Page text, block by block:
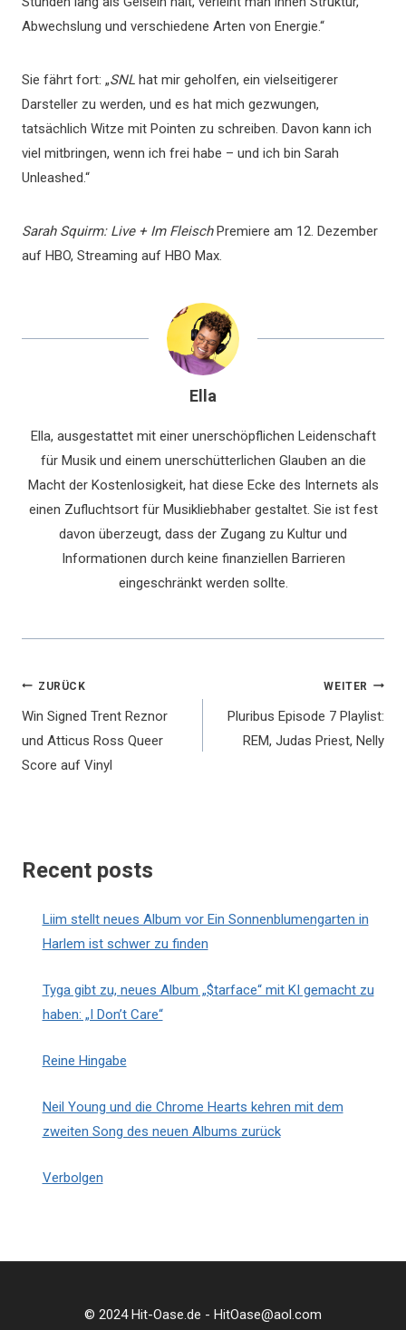
Abwechslung und verschiedene Arten von Energie.“
Sie fährt fort: „SNL hat mir geholfen, ein vielseitigerer
Darsteller zu werden, und es hat mich gezwungen,
tatsächlich Witze mit Pointen zu schreiben. Davon kann ich
viel mitbringen, wenn ich frei habe – und ich bin Sarah
Unleashed.“
Sarah Squirm: Live + Im FleischPremiere am 12. Dezember
auf HBO, Streaming auf HBO Max.
Ella
Ella, ausgestattet mit einer unerschöpflichen Leidenschaft
für Musik und einem unerschütterlichen Glauben an die
Macht der Kostenlosigkeit, hat diese Ecke des Internets als
einen Zufluchtsort für Musikliebhaber gestaltet. Sie ist fest
davon überzeugt, dass der Zugang zu Kultur und
Informationen durch keine finanziellen Barrieren
eingeschränkt werden sollte.
Beitragsnavigation
ZURÜCK
Win Signed Trent Reznor
und Atticus Ross Queer
Score auf Vinyl
WEITER
Pluribus Episode 7 Playlist:
REM, Judas Priest, Nelly
Recent posts
Liim stellt neues Album vor Ein Sonnenblumengarten in
Harlem ist schwer zu finden
Tyga gibt zu, neues Album „$tarface“ mit KI gemacht zu
haben: „I Don’t Care“
Reine Hingabe
Neil Young und die Chrome Hearts kehren mit dem
zweiten Song des neuen Albums zurück
Verbolgen
© 2024 Hit-Oase.de - HitOase@aol.com